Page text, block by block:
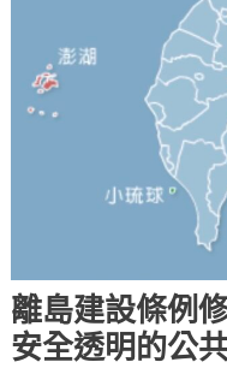
離島建設條例
安全透明的公